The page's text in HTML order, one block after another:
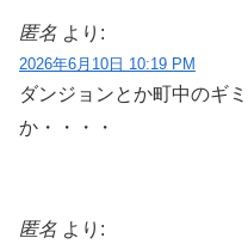
匿名 より:
2026年6月10日 10:19 PM
ダンジョンとか町中のギ
か・・・・
匿名 より: